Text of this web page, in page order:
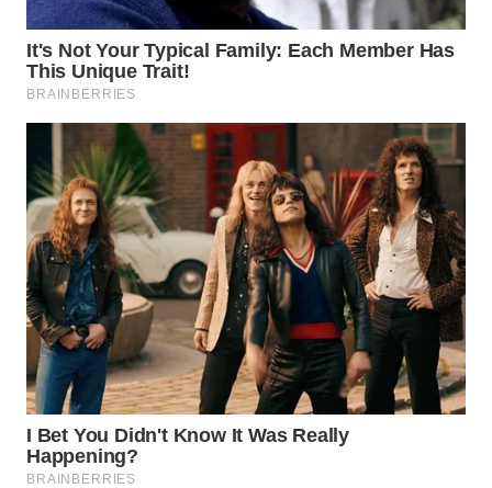
LISTRIK
WAHANA
TRAVEL
WAHANA
TV
WAHANANEWS
ID
WAHANANEWS
CO ID
WAHANANEWS
NET
WAHANA